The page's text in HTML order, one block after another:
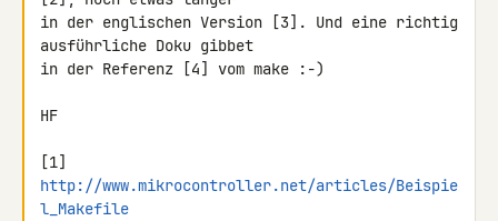
in der englischen Version [3]. Und eine richtig
ausführliche Doku gibbet
in der Referenz [4] vom make :-)
HF
http://www.mikrocontroller.net/articles/Beispie
l_Makefile